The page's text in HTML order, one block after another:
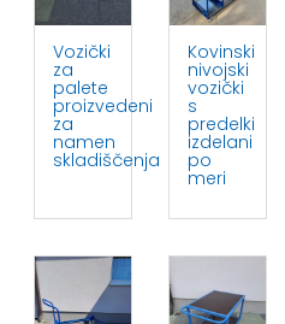
Vozički
za
palete
proizvedeni
za
namen
skladiščenja
Kovinski
nivojski
vozički
s
predelki
izdelani
po
meri